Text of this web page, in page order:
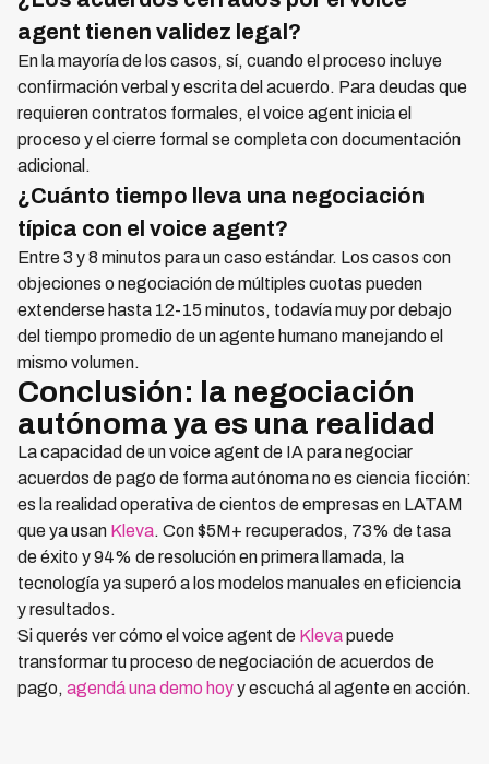
agent tienen validez legal?
En la mayoría de los casos, sí, cuando el proceso incluye
confirmación verbal y escrita del acuerdo. Para deudas que
requieren contratos formales, el voice agent inicia el
proceso y el cierre formal se completa con documentación
adicional.
¿Cuánto tiempo lleva una negociación
típica con el voice agent?
Entre 3 y 8 minutos para un caso estándar. Los casos con
objeciones o negociación de múltiples cuotas pueden
extenderse hasta 12-15 minutos, todavía muy por debajo
del tiempo promedio de un agente humano manejando el
mismo volumen.
Conclusión: la negociación
autónoma ya es una realidad
La capacidad de un voice agent de IA para negociar
acuerdos de pago de forma autónoma no es ciencia ficción:
es la realidad operativa de cientos de empresas en LATAM
que ya usan Kleva. Con $5M+ recuperados, 73% de tasa
de éxito y 94% de resolución en primera llamada, la
tecnología ya superó a los modelos manuales en eficiencia
y resultados.
Si querés ver cómo el voice agent de Klevapuede
transformar tu proceso de negociación de acuerdos de
pago, agendá una demo hoyy escuchá al agente en acción.